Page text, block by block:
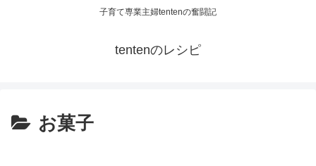
子育て専業主婦tentenの奮闘記
tentenのレシピ
お菓子